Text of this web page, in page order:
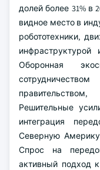
долей более 31% в
видное место в
робототехники,
инфраструктурой
Оборонная
Решительные
интеграция
Северную
Спрос на
активный подход